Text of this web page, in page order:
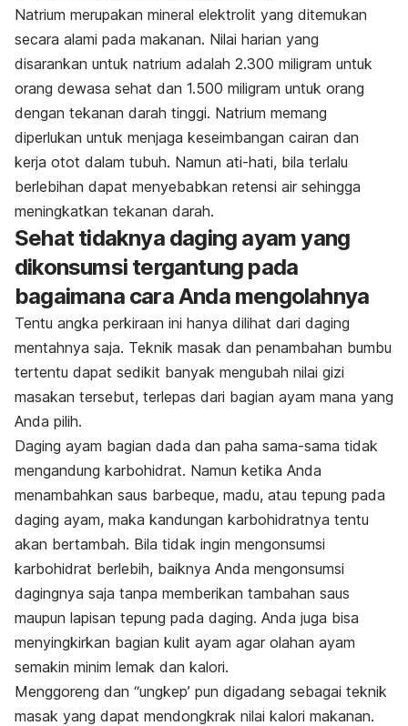
Natrium merupakan mineral elektrolit yang ditemukan
secara alami pada makanan. Nilai harian yang
disarankan untuk natrium adalah 2.300 miligram untuk
orang dewasa sehat dan 1.500 miligram untuk orang
dengan tekanan darah tinggi. Natrium memang
diperlukan untuk menjaga keseimbangan cairan dan
kerja otot dalam tubuh. Namun ati-hati, bila terlalu
berlebihan dapat menyebabkan retensi air sehingga
meningkatkan tekanan darah.
Sehat tidaknya daging ayam yang
dikonsumsi tergantung pada
bagaimana cara Anda mengolahnya
Tentu angka perkiraan ini hanya dilihat dari daging
mentahnya saja. Teknik masak dan penambahan bumbu
tertentu dapat sedikit banyak mengubah nilai gizi
masakan tersebut, terlepas dari bagian ayam mana yang
Anda pilih.
Daging ayam bagian dada dan paha sama-sama tidak
mengandung karbohidrat. Namun ketika Anda
menambahkan saus barbeque, madu, atau tepung pada
daging ayam, maka kandungan karbohidratnya tentu
akan bertambah. Bila tidak ingin mengonsumsi
karbohidrat berlebih, baiknya Anda mengonsumsi
dagingnya saja tanpa memberikan tambahan saus
maupun lapisan tepung pada daging. Anda juga bisa
menyingkirkan bagian kulit ayam agar olahan ayam
semakin minim lemak dan kalori.
Menggoreng dan “ungkep’ pun digadang sebagai teknik
masak yang dapat mendongkrak nilai kalori makanan.